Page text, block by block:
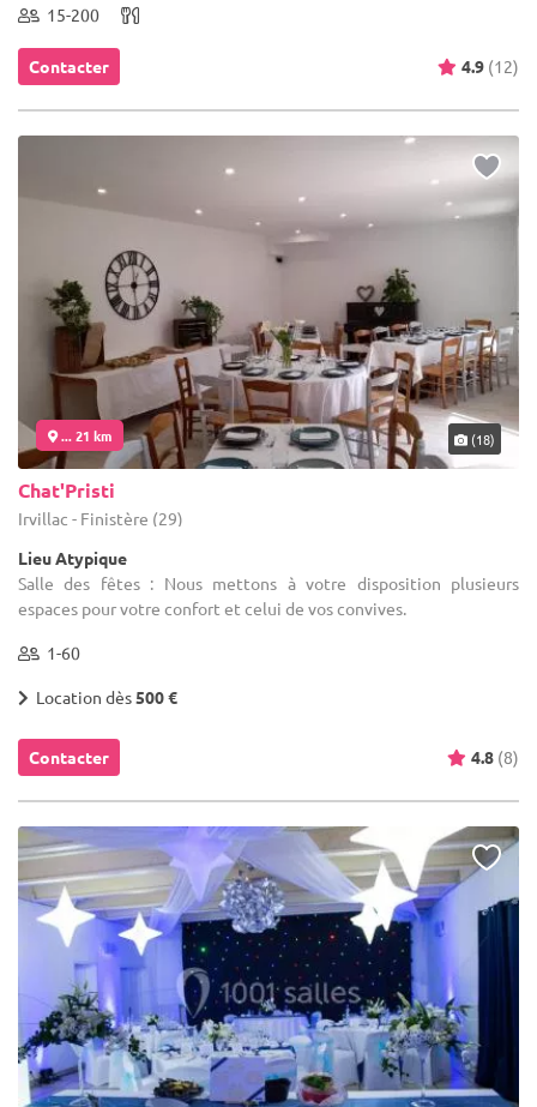
15-200
Contacter 4.9 (12)
... 21 km (18)
Chat'Pristi
Irvillac - Finistère (29)
Lieu Atypique
Salle des fêtes : Nous mettons à votre disposition plusieurs
espaces pour votre confort et celui de vos convives.
1-60
Location dès500 €
Contacter 4.8 (8)